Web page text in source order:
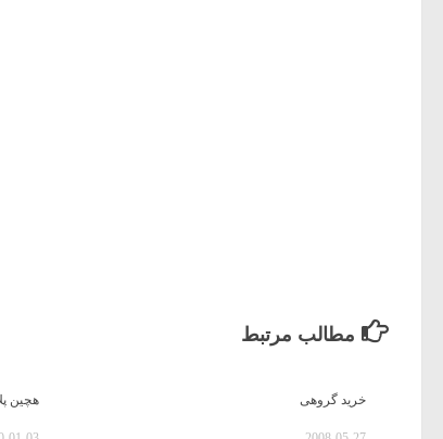
مطالب مرتبط
خرید گروهی هچین